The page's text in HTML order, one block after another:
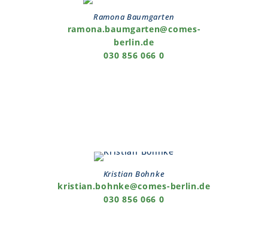
Ramona Baumgarten
ramona.baumgarten@comes-
berlin.de
030 856 066 0
Kristian Bohnke
kristian.bohnke@comes-berlin.de
030 856 066 0